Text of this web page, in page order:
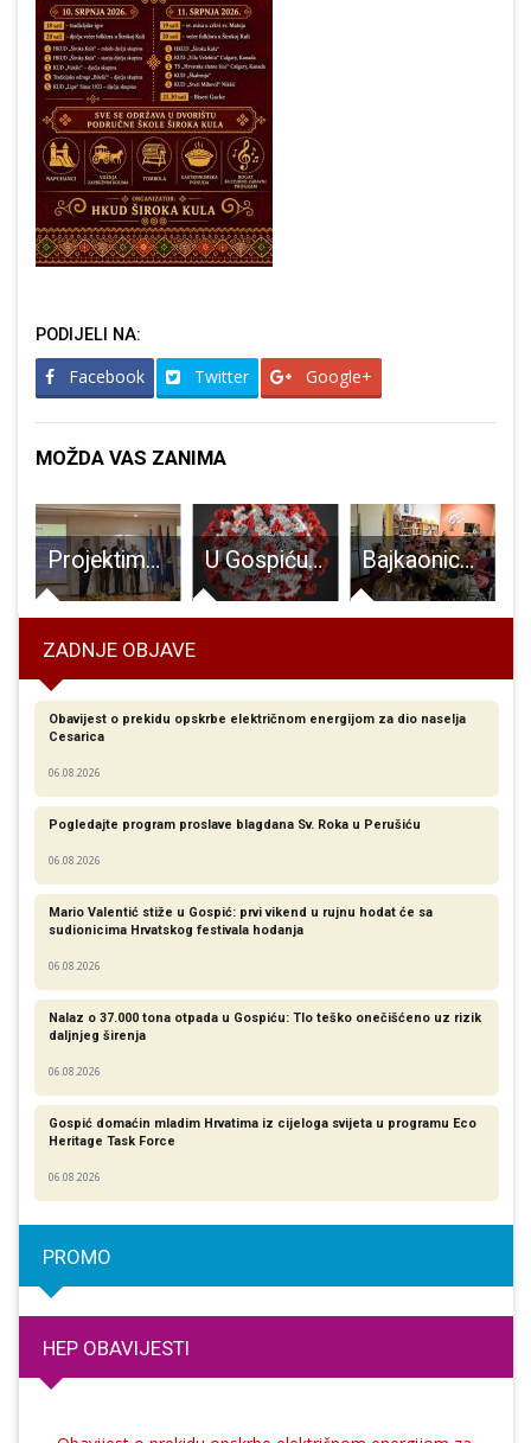
PODIJELI NA:
Facebook Twitter Google+
MOŽDA VAS ZANIMA
Projektima u Ličko-senjskoj županiji još 1,5 milijuna eura U Gospiću je aktivnih 49 oboljelih od COVID-19 Bajkaonica, polusatni spoj pričanja bajki i igre, od danas u Gospiću
ZADNJE OBJAVE
Obavijest o prekidu opskrbe električnom energijom za dio naselja
Cesarica
06.08.2026
Pogledajte program proslave blagdana Sv. Roka u Perušiću
06.08.2026
Mario Valentić stiže u Gospić: prvi vikend u rujnu hodat će sa
sudionicima Hrvatskog festivala hodanja
06.08.2026
Nalaz o 37.000 tona otpada u Gospiću: Tlo teško onečišćeno uz rizik
daljnjeg širenja
06.08.2026
Gospić domaćin mladim Hrvatima iz cijeloga svijeta u programu Eco
Heritage Task Force
06.08.2026
PROMO
HEP OBAVIJESTI